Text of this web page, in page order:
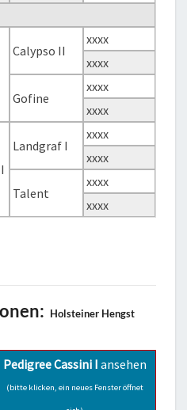
Calypso II
xxxx
xxxx
Gofine
xxxx
xxxx
Landgraf I
xxxx
xxxx
Talent
xxxx
xxxx
Holsteiner Hengst
Pedigree Cassini I ansehen
(bitte klicken, ein neues Fenster öffnet